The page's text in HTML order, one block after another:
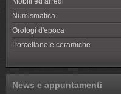
Numismatica
Orologi d'epoca
Porcellane e ceramiche
News e appuntamenti